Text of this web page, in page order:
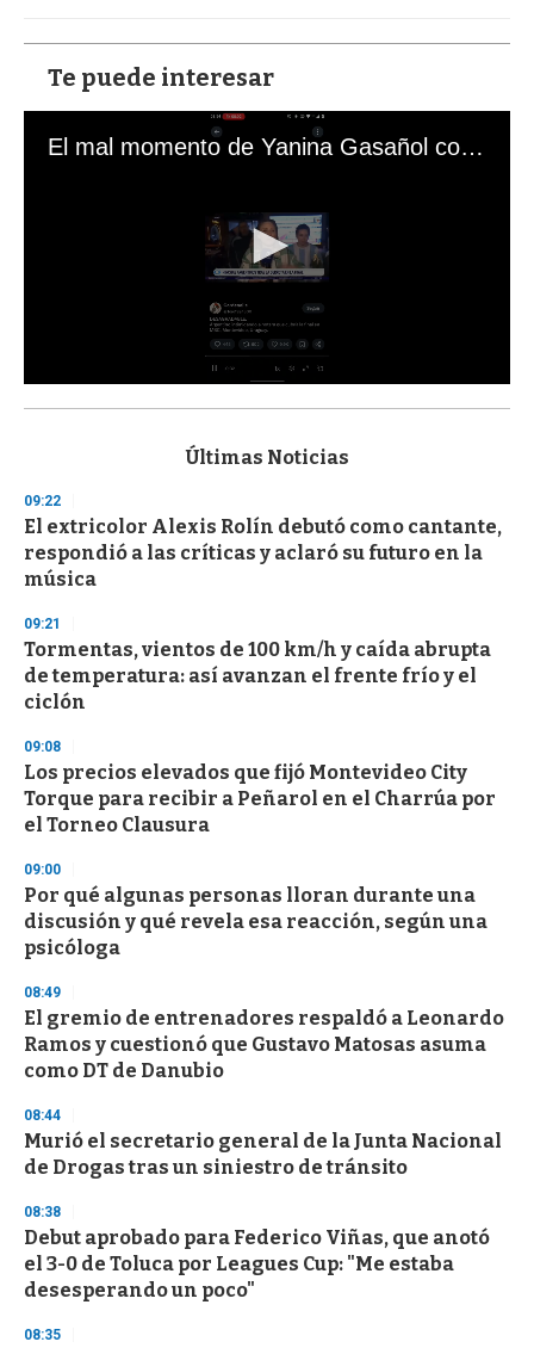
Te puede interesar
El mal momento de Yanina Gasañol con un hincha argentino en "Subrayado"
s
d
s
o
f
3
s
e
c
o
n
Últimas Noticias
09:22
El extricolor Alexis Rolín debutó como cantante,
respondió a las críticas y aclaró su futuro en la
música
09:21
Tormentas, vientos de 100 km/h y caída abrupta
de temperatura: así avanzan el frente frío y el
ciclón
09:08
Los precios elevados que fijó Montevideo City
Torque para recibir a Peñarol en el Charrúa por
el Torneo Clausura
09:00
Por qué algunas personas lloran durante una
discusión y qué revela esa reacción, según una
psicóloga
08:49
El gremio de entrenadores respaldó a Leonardo
Ramos y cuestionó que Gustavo Matosas asuma
como DT de Danubio
08:44
Murió el secretario general de la Junta Nacional
de Drogas tras un siniestro de tránsito
08:38
Debut aprobado para Federico Viñas, que anotó
el 3-0 de Toluca por Leagues Cup: "Me estaba
desesperando un poco"
08:35